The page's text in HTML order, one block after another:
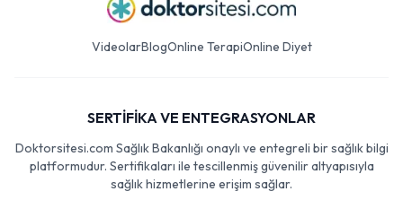
VideolarBlogOnline TerapiOnline Diyet
SERTİFİKA VE ENTEGRASYONLAR
Doktorsitesi.com Sağlık Bakanlığı onaylı ve entegreli bir sağlık bilgi
platformudur. Sertifikaları ile tescillenmiş güvenilir altyapısıyla
sağlık hizmetlerine erişim sağlar.